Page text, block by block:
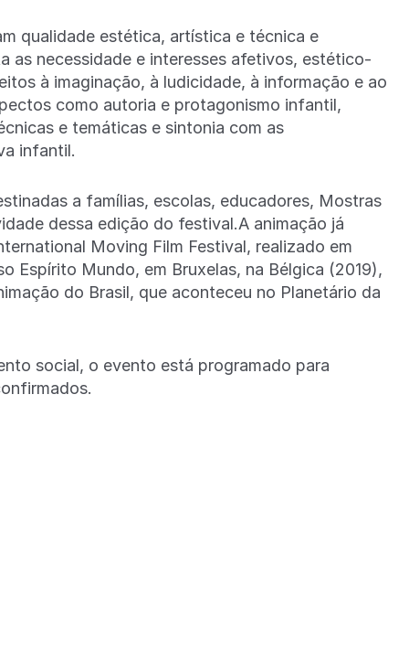
qualidade estética, artística e técnica e
as necessidade e interesses afetivos, estético-
à imaginação, à ludicidade, à informação e ao
como autoria e protagonismo infantil,
e temáticas e sintonia com as
infantil.
a famílias, escolas, educadores, Mostras
dessa edição do festival.A animação já
Moving Film Festival, realizado em
Espírito Mundo, em Bruxelas, na Bélgica (2019),
do Brasil, que aconteceu no Planetário da
social, o evento está programado para